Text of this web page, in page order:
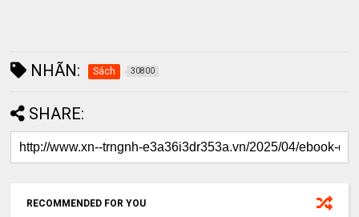
NHÃN: Sách 30800
SHARE:
RECOMMENDED FOR YOU